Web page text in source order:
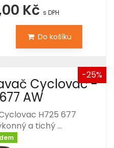
Kč s DPH
Do košíku
-25%
Cyclovac -
AW
H725 677
a tichý …